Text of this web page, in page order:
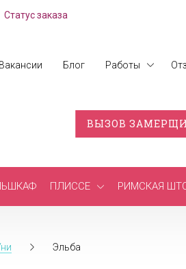
Статус заказа
Вакансии Блог Работы
ВЫЗОВ
ПЛИССЕ РИМСКАЯ
Эльба